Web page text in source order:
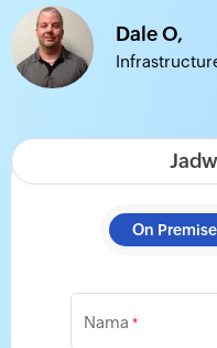
Dale O,
On
Nama *